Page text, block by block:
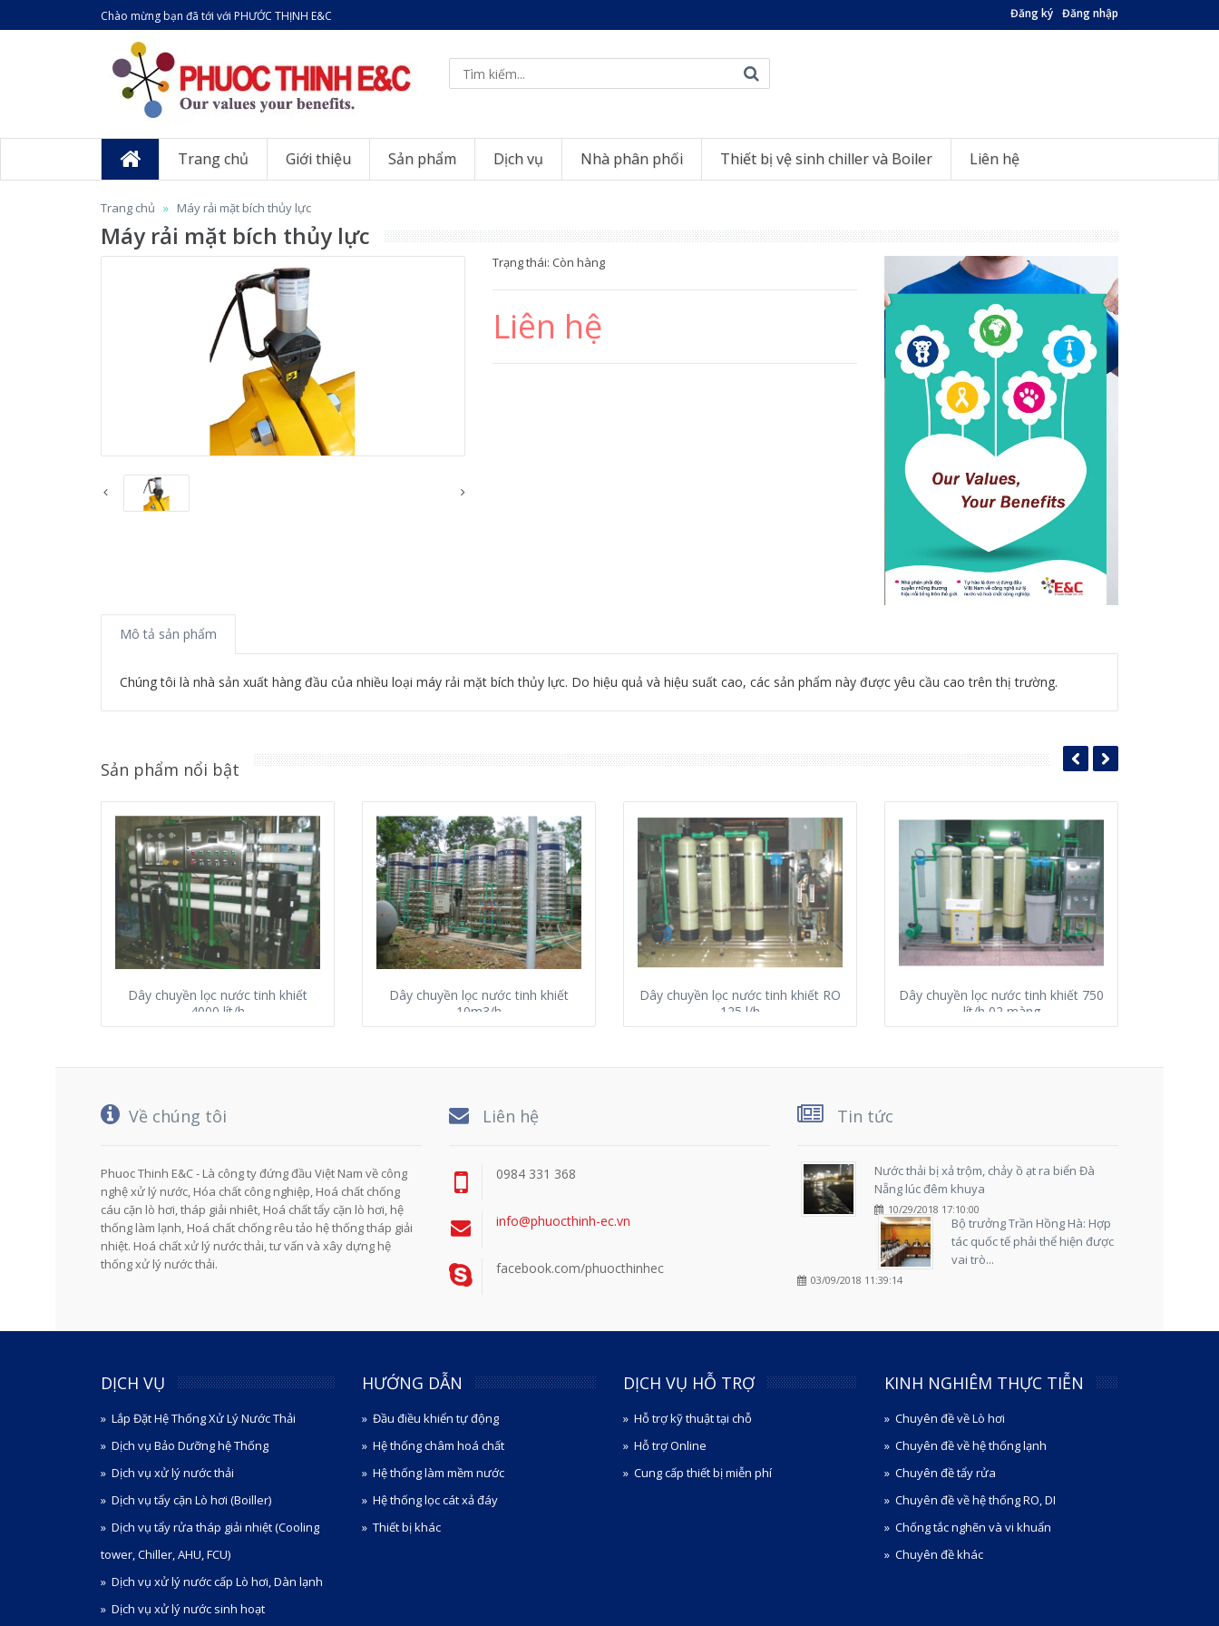
Chào mừng bạn đã tới với PHƯỚC THỊNH E&C Đăng ký Đăng nhập
Trang chủ Giới thiệu Sản phẩm Dịch vụ Nhà phân phối Thiết bị vệ sinh chiller và Boiler Liên hệ
Trang chủ Máy rải mặt bích thủy lực
Máy rải mặt bích thủy lực
Trạng thái: Còn hàng
Liên hệ
Mô tả sản phẩm
Chúng tôi là nhà sản xuất hàng đầu của nhiều loại máy rải mặt bích thủy lực. Do hiệu quả và hiệu suất cao, các sản phẩm này được yêu cầu cao trên thị trường.
Sản phẩm nổi bật
Dây chuyền lọc nước tinh khiết
4000 lít/h
Dây chuyền lọc nước tinh khiết
10m3/h
Dây chuyền lọc nước tinh khiết RO
125 l/h
Dây chuyền lọc nước tinh khiết 750
lít/h 02 màng
Về chúng tôi
Phuoc Thinh E&C - Là công ty đứng đầu Việt Nam về công
nghệ xử lý nước, Hóa chất công nghiệp, Hoá chất chống
cáu cặn lò hơi, tháp giải nhiêt, Hoá chất tẩy cặn lò hơi, hệ
thống làm lạnh, Hoá chất chống rêu tảo hệ thống tháp giải
nhiệt. Hoá chất xử lý nước thải, tư vấn và xây dựng hệ
thống xử lý nước thải.
Liên hệ
0984 331 368
info@phuocthinh-ec.vn
facebook.com/phuocthinhec
Tin tức
Nước thải bị xả trộm, chảy ồ ạt ra biển Đà
Nẵng lúc đêm khuya
10/29/2018 17:10:00
Bộ trưởng Trần Hồng Hà: Hợp
tác quốc tế phải thể hiện được
vai trò...
03/09/2018 11:39:14
DỊCH VỤ
Lắp Đặt Hệ Thống Xử Lý Nước Thải
Dịch vụ Bảo Dưỡng hệ Thống
Dịch vụ xử lý nước thải
Dịch vụ tẩy cặn Lò hơi (Boiller)
Dịch vụ tẩy rửa tháp giải nhiệt (Cooling
tower, Chiller, AHU, FCU)
Dịch vụ xử lý nước cấp Lò hơi, Dàn lạnh
Dịch vụ xử lý nước sinh hoạt
HƯỚNG DẪN
Đầu điều khiển tự động
Hệ thống châm hoá chất
Hệ thống làm mềm nước
Hệ thống lọc cát xả đáy
Thiết bị khác
DỊCH VỤ HỖ TRỢ
Hỗ trợ kỹ thuật tại chỗ
Hỗ trợ Online
Cung cấp thiết bị miễn phí
KINH NGHIÊM THỰC TIỄN
Chuyên đề về Lò hơi
Chuyên đề về hệ thống lạnh
Chuyên đề tẩy rửa
Chuyên đề về hệ thống RO, DI
Chống tắc nghẽn và vi khuẩn
Chuyên đề khác